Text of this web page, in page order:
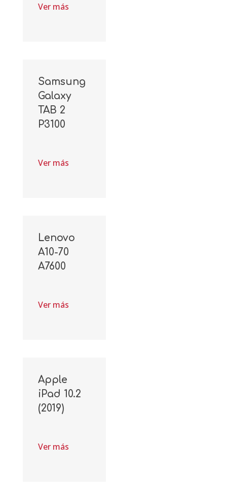
Ver más
Samsung
Galaxy
TAB 2
P3100
Ver más
Lenovo
A10-70
A7600
Ver más
Apple
iPad 10.2
(2019)
Ver más